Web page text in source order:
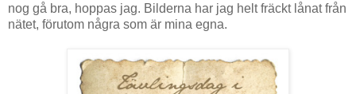
nog gå bra, hoppas jag. Bilderna har jag helt fräckt lånat från
nätet, förutom några som är mina egna.